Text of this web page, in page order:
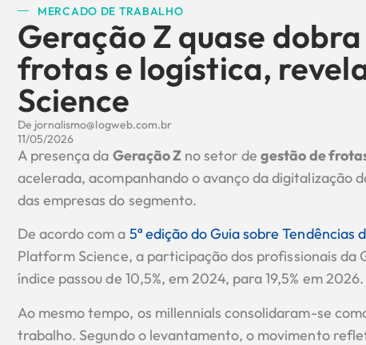
MERCADO DE TRABALHO
Geração Z quase
frotas e logística,
Science
De jornalismo@logweb.com.br
11/05/2026
A presença da Geração Zno setor degestão de
acelerada, acompanhando o avanço da digitalização
das empresas do segmento.
De acordo com a 5ª edição do Guia sobre
Platform Science, a participação dos profissionais da
índice passou de 10,5%, em 2024, para 19,5% em 2026.
Ao mesmo tempo, os millennials consolidaram-se
trabalho. Segundo o levantamento, o movimento